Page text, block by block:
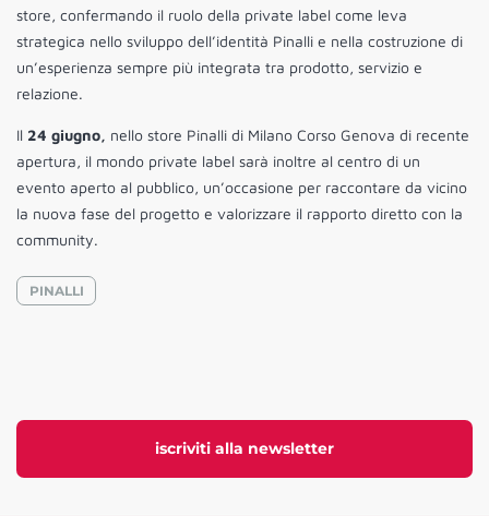
iscriviti alla newsletter
store, confermando il ruolo della private label come leva
strategica nello sviluppo dell’identità Pinalli e nella costruzione di
un’esperienza sempre più integrata tra prodotto, servizio e
relazione.
Il 24 giugno, nello store Pinalli di Milano Corso Genova di recente
apertura, il mondo private label sarà inoltre al centro di un
evento aperto al pubblico, un’occasione per raccontare da vicino
la nuova fase del progetto e valorizzare il rapporto diretto con la
community.
PINALLI